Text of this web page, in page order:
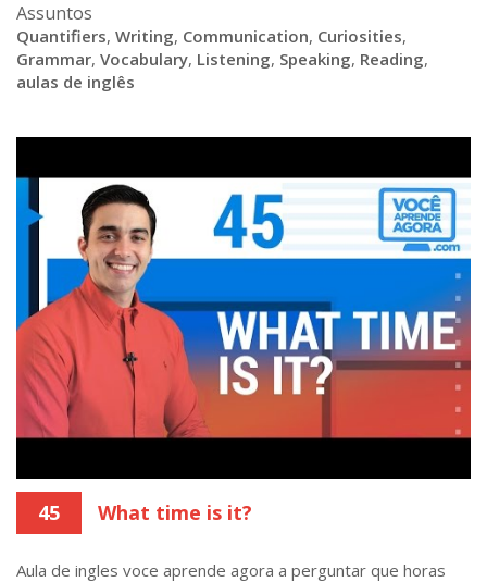
Assuntos
Quantifiers, Writing, Communication, Curiosities,
Grammar, Vocabulary, Listening, Speaking, Reading,
aulas de inglês
45 What time is it?
Aula de ingles voce aprende agora a perguntar que horas